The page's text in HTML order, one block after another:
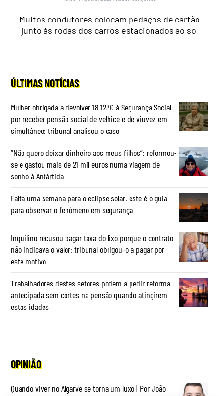
Muitos condutores colocam pedaços de cartão
junto às rodas dos carros estacionados ao sol
ÚLTIMAS NOTÍCIAS
Mulher obrigada a devolver 18.123€ à Segurança Social
por receber pensão social de velhice e de viuvez em
simultâneo: tribunal analisou o caso
“Não quero deixar dinheiro aos meus filhos”: reformou-
se e gastou mais de 21 mil euros numa viagem de
sonho à Antártida
Falta uma semana para o eclipse solar: este é o guia
para observar o fenómeno em segurança
Inquilino recusou pagar taxa do lixo porque o contrato
não indicava o valor: tribunal obrigou-o a pagar por
este motivo
Trabalhadores destes setores podem a pedir reforma
antecipada sem cortes na pensão quando atingirem
estas idades
OPINIÃO
Quando viver no Algarve se torna um luxo | Por João